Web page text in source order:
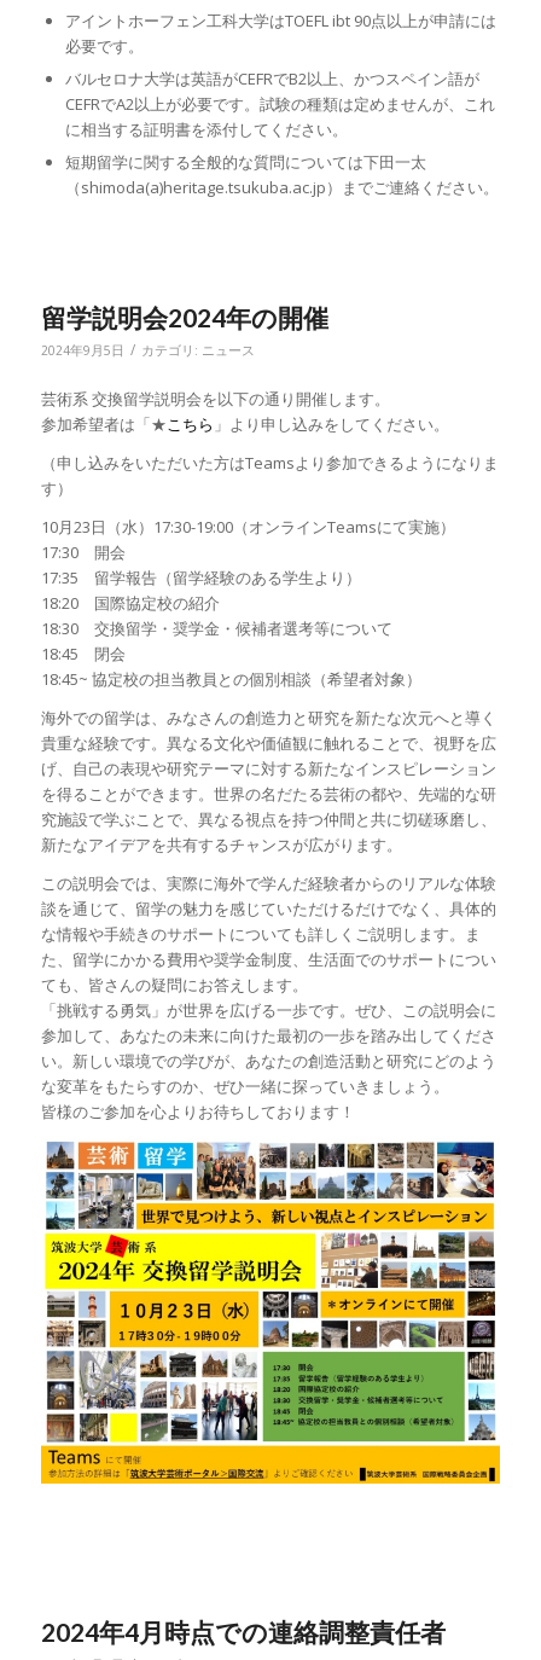
アイントホーフェン工科大学はTOEFL ibt 90点以上が申請には
必要です。
バルセロナ大学は英語がCEFRでB2以上、かつスペイン語が
CEFRでA2以上が必要です。試験の種類は定めませんが、これ
に相当する証明書を添付してください。
短期留学に関する全般的な質問については下田一太
（shimoda(a)heritage.tsukuba.ac.jp）までご連絡ください。
留学説明会2024年の開催
2024年9月5日 / カテゴリ: ニュース
芸術系 交換留学説明会を以下の通り開催します。
参加希望者は「★こちら 」より申し込みをしてください。
（申し込みをいただいた方はTeamsより参加できるようになりま
す）
10月23日（水）17:30-19:00（オンラインTeamsにて実施）
17:30 開会
17:35 留学報告（留学経験のある学生より）
18:20 国際協定校の紹介
18:30 交換留学・奨学金・候補者選考等について
18:45 閉会
18:45~ 協定校の担当教員との個別相談（希望者対象）
海外での留学は、みなさんの創造力と研究を新たな次元へと導く
貴重な経験です。異なる文化や価値観に触れることで、視野を広
げ、自己の表現や研究テーマに対する新たなインスピレーション
を得ることができます。世界の名だたる芸術の都や、先端的な研
究施設で学ぶことで、異なる視点を持つ仲間と共に切磋琢磨し、
新たなアイデアを共有するチャンスが広がります。
この説明会では、実際に海外で学んだ経験者からのリアルな体験
談を通じて、留学の魅力を感じていただけるだけでなく、具体的
な情報や手続きのサポートについても詳しくご説明します。ま
た、留学にかかる費用や奨学金制度、生活面でのサポートについ
ても、皆さんの疑問にお答えします。
「挑戦する勇気」が世界を広げる一歩です。ぜひ、この説明会に
参加して、あなたの未来に向けた最初の一歩を踏み出してくださ
い。新しい環境での学びが、あなたの創造活動と研究にどのよう
な変革をもたらすのか、ぜひ一緒に探っていきましょう。
皆様のご参加を心よりお待ちしております！
2024年4月時点での連絡調整責任者